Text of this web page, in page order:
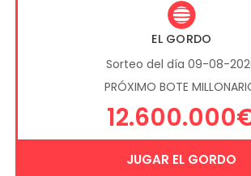
EL GORDO
Sorteo del día 09-08-
PRÓXIMO BOTE
JUGAR EL GORDO